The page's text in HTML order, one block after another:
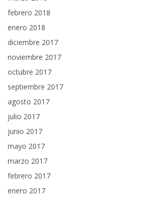
febrero 2018
enero 2018
diciembre 2017
noviembre 2017
octubre 2017
septiembre 2017
agosto 2017
julio 2017
junio 2017
mayo 2017
marzo 2017
febrero 2017
enero 2017